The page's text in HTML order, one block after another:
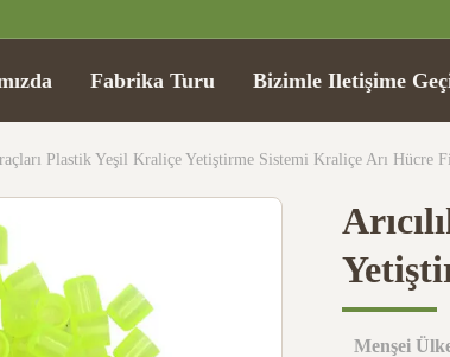
Fabrika Turu Bizimle Iletişime
Plastik Yeşil Kraliçe Yetiştirme Sistemi Kraliçe Arı Hücre
Menşei